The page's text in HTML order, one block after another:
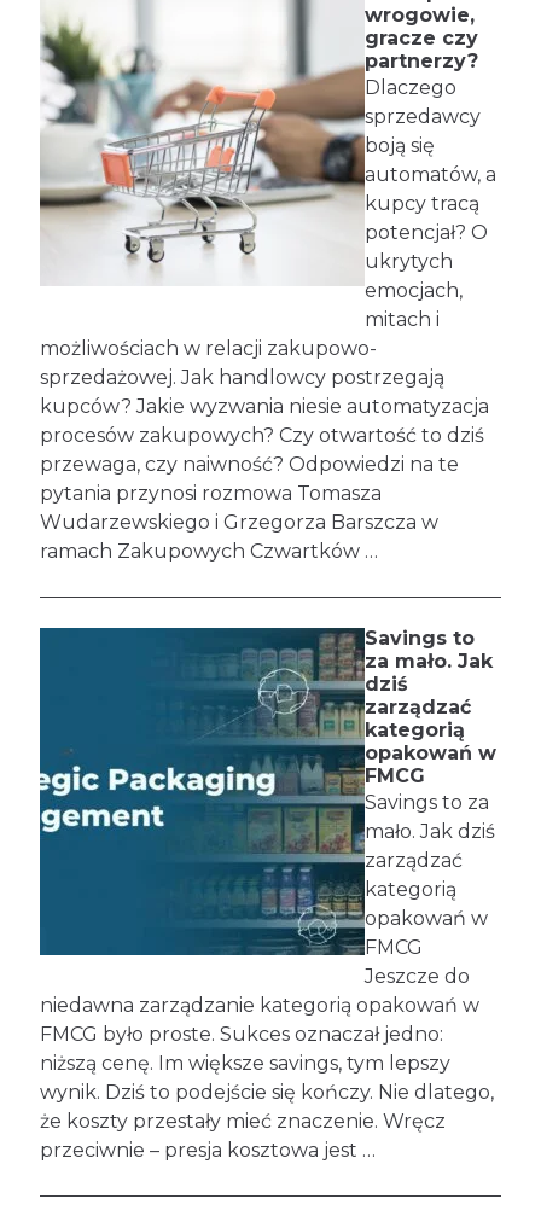
wrogowie,
gracze czy
partnerzy?
Dlaczego
sprzedawcy
boją się
automatów, a
kupcy tracą
potencjał? O
ukrytych
emocjach,
mitach i
możliwościach w relacji zakupowo-
sprzedażowej. Jak handlowcy postrzegają
kupców? Jakie wyzwania niesie automatyzacja
procesów zakupowych? Czy otwartość to dziś
przewaga, czy naiwność? Odpowiedzi na te
pytania przynosi rozmowa Tomasza
Wudarzewskiego i Grzegorza Barszcza w
ramach Zakupowych Czwartków …
Savings to
za mało. Jak
dziś
zarządzać
kategorią
opakowań w
FMCG
Savings to za
mało. Jak dziś
zarządzać
kategorią
opakowań w
FMCG
Jeszcze do
niedawna zarządzanie kategorią opakowań w
FMCG było proste. Sukces oznaczał jedno:
niższą cenę. Im większe savings, tym lepszy
wynik. Dziś to podejście się kończy. Nie dlatego,
że koszty przestały mieć znaczenie. Wręcz
przeciwnie – presja kosztowa jest …